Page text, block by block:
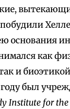
основания
как
и
году был
Institute for